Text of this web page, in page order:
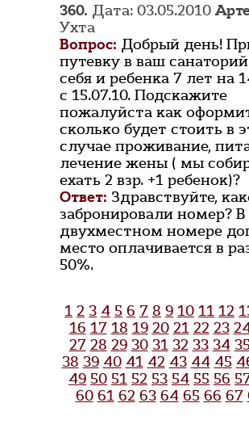
360. Дата: 03.05.2010
Ухта
Вопрос: Добрый день!
путевку в ваш
себя и ребенка 7 лет на
с 15.07.10. Подскажите
пожалуйста как
сколько будет стоить в
случае проживание,
лечение жены ( мы
ехать 2 взр. +1 ребенок)?
Ответ: Здравствуйте,
забронировали номер? В
двухместном номере
место оплачивается в
50%.
1 2 3 4 5 6 7 8 9 10 11 12
16 17 18 19 20 21 22 23
27 28 29 30 31 32 33 34
38 39 40 41 42 43 44 45
49 50 51 52 53 54 55 56
60 61 62 63 64 65 66 67